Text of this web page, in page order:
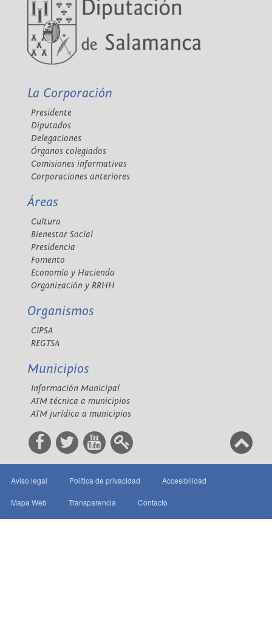
La Corporación
Presidente
Diputados
Delegaciones
Órganos colegiados
Comisiones informativas
Corporaciones anteriores
Áreas
Cultura
Bienestar Social
Presidencia
Fomento
Economía y Hacienda
Organización y RRHH
Organismos
CIPSA
REGTSA
Municipios
Información Municipal
ATM técnica a municipios
ATM jurídica a municipios
Aviso legal Política de privacidad Accesibilidad
Mapa Web Transparencia Contacto